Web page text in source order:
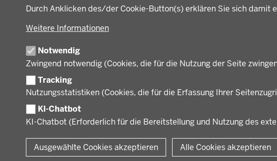
Durch Anklicken des/der Cookie-Button(s) erklären Sie sich damit
Weitere Informationen
Notwendig
Zwingend notwendig (Cookies, die für die Nutzung der Seite
Tracking
Nutzungsstatistiken (Cookies, die für die Erfassung Ihrer
KI-Chatbot
KI-Chatbot (Erforderlich für die Bereitstellung und Nutzung des
Ausgewählte Cookies akzeptieren Alle Cookies akzeptieren
Bauen, Planen und
Bildung, Schule und
Sport
Gesundheit und Soziales
Regionalplanung und
Regionalrat
Umwelt und Natur
Wirtschaft, Kultur und
Kommunales
Region
Münster